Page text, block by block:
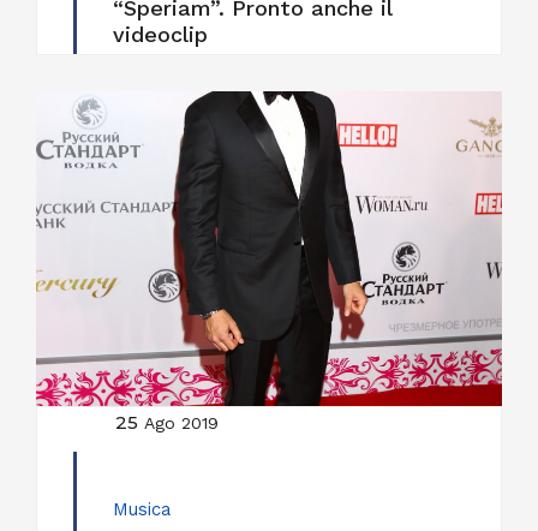
“Speriam”. Pronto anche il
videoclip
25 Ago 2019
Musica